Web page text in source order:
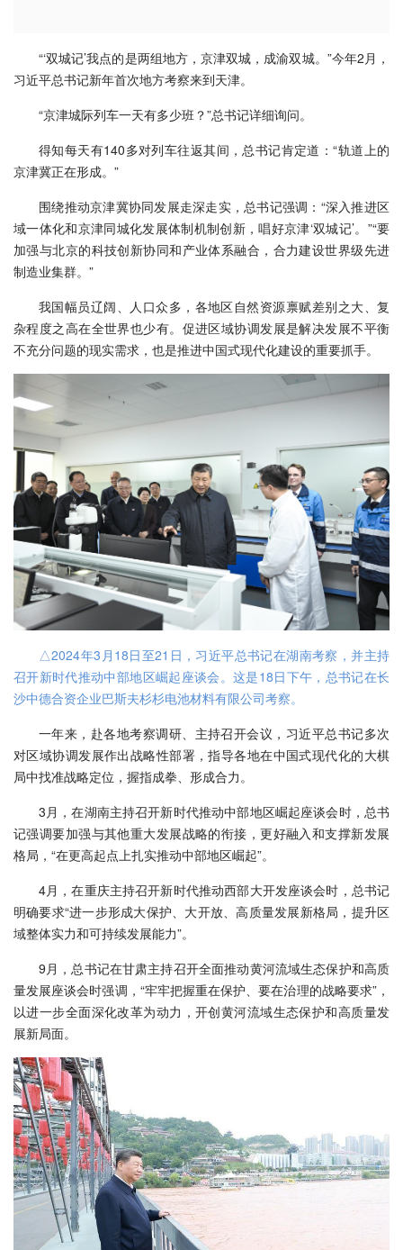
“‘双城记’我点的是两组地方，京津双城，成渝双城。”今年2月，
习近平总书记新年首次地方考察来到天津。
“京津城际列车一天有多少班？”总书记详细询问。
得知每天有140多对列车往返其间，总书记肯定道：“轨道上的
京津冀正在形成。”
围绕推动京津冀协同发展走深走实，总书记强调：“深入推进区
域一体化和京津同城化发展体制机制创新，唱好京津‘双城记’。”“要
加强与北京的科技创新协同和产业体系融合，合力建设世界级先进
制造业集群。”
我国幅员辽阔、人口众多，各地区自然资源禀赋差别之大、复
杂程度之高在全世界也少有。促进区域协调发展是解决发展不平衡
不充分问题的现实需求，也是推进中国式现代化建设的重要抓手。
△2024年3月18日至21日，习近平总书记在湖南考察，并主持
召开新时代推动中部地区崛起座谈会。这是18日下午，总书记在长
沙中德合资企业巴斯夫杉杉电池材料有限公司考察。
一年来，赴各地考察调研、主持召开会议，习近平总书记多次
对区域协调发展作出战略性部署，指导各地在中国式现代化的大棋
局中找准战略定位，握指成拳、形成合力。
3月，在湖南主持召开新时代推动中部地区崛起座谈会时，总书
记强调要加强与其他重大发展战略的衔接，更好融入和支撑新发展
格局，“在更高起点上扎实推动中部地区崛起”。
4月，在重庆主持召开新时代推动西部大开发座谈会时，总书记
明确要求“进一步形成大保护、大开放、高质量发展新格局，提升区
域整体实力和可持续发展能力”。
9月，总书记在甘肃主持召开全面推动黄河流域生态保护和高质
量发展座谈会时强调，“牢牢把握重在保护、要在治理的战略要求”，
以进一步全面深化改革为动力，开创黄河流域生态保护和高质量发
展新局面。